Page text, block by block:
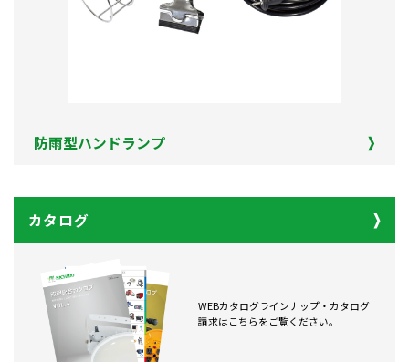
防雨型ハンドランプ
カタログ
WEBカタログラインナップ・カタログ
請求はこちらをご覧ください。